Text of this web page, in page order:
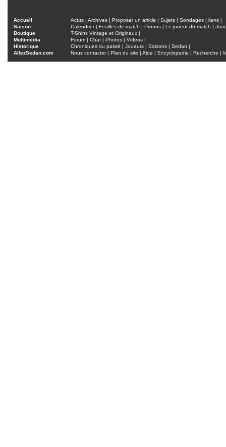
Accueil Actus | Archives | Proposer un article | Sujets | Sondages | liens |
Saison
Calendrier| Feuilles de match | Pronos | Le joueur du match |
Boutique
T-Shirts Vintage et Originaux |
Multimedia
Forum | Chat | Photos | Videos |
Historique
Chroniques du passé | Joueurs | Saisons | Sedan |
AllezSedan.com
Nous contacter| Plan du site | Aide | Encyclopedie | Recherche |